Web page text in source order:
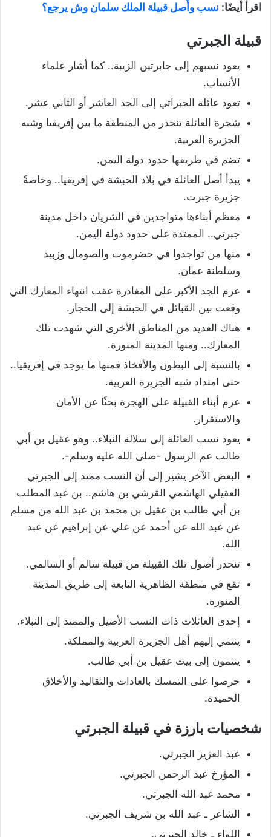
اقرأ أيضًا: نسب وأًصل قبيلة الملك سلمان وش يرجع؟
قبيلة الجبرتي
يعود نسبهم إلى جابرتين الزيبة.. كما أشار علماء
الأنساب.
تعود عائلة الجبراتي إلى الجد العاشر أو الثاني عشر.
شجرة العائلة تنحدر من المنطقة ما بين إفريقيا وشبه
الجزيرة العربية.
تضم في طريقها حدود دولة اليمن.
يبدأ أصل العائلة في بلاد الحبشة في إفريقيا.. وخاصةً
جزيرة جبرت.
معظم أبناءها متواجدين في الشريان داخل مدينة
جبرتي.. الممتدة على حدود دولة اليمن.
منها من تواجدوا في حضرموت والصومال وزبيد
وسلطنة عمان.
عزم الجد الأكبر على المغادرة عقب انتهاء المعارك التي
وقعت بين القبائل في الحبشة إلى الحجاز.
هناك العديد من المناطق الأخرى التي شهدت تلك
المعارك.. ومنها المدينة المنورة.
بالنسبة إلى البطون والأفخاذ فمنها ما يوجد في إفريقيا..
حتى امتداد شبه الجزيرة العربية.
عزم أبناء القبيلة على الهجرة بحثًا عن الأمان
والاستقرار.
يعود نسب العائلة إلى سلالة النبلاء.. وهو عقيل بن أبي
طالب عم الرسول -صلى الله عليه وسلم-.
البعض الآخر يشير إلى أن النسب ممتد إلى الجبرتي
العقيلي الهاشمي القرشي بن هاشم.. بن عبد المطلب
بن أبي طالب بن عقيل بن محمد بن عبد الله من مسلم
عن عبد الله عن أحمد عن علي عن إبراهيم عن عبد
الله.
تنحدر أصول تلك القبيلة من قبيلة سالم أو السالمي.
تقع في منطقة الظاهرية التابعة إلى طريق المدينة
المنورة.
إحدى العائلات ذات النسب الأصيل والممتد إلى النبلاء.
ينتمي إليهم أهل الجزيرة العربية والمملكة.
ينتمون إلى بيت عقيل بن أبي طالب.
حرصوا على التمسك بالعادات والتقاليد والأخلاق
الحميدة.
شخصيات بارزة في قبيلة الجبرتي
عبد العزيز الجبرتي.
المؤرخ عبد الرحمن الجبرتي.
محمد عبد الله الجبرتي.
الشاعر ـ عبد الله بن شريف الجبرتي.
اللواء ـ خالد الجبرتي.